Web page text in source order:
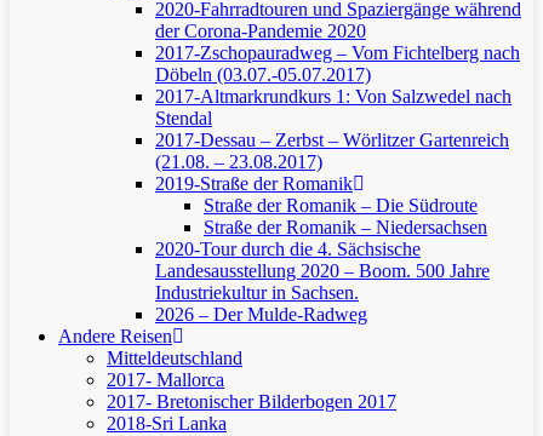
2020-Fahrradtouren und Spaziergänge während
der Corona-Pandemie 2020
2017-Zschopauradweg – Vom Fichtelberg nach
Döbeln (03.07.-05.07.2017)
2017-Altmarkrundkurs 1: Von Salzwedel nach
Stendal
2017-Dessau – Zerbst – Wörlitzer Gartenreich
(21.08. – 23.08.2017)
2019-Straße der Romanik
Straße der Romanik – Die Südroute
Straße der Romanik – Niedersachsen
2020-Tour durch die 4. Sächsische
Landesausstellung 2020 – Boom. 500 Jahre
Industriekultur in Sachsen.
2026 – Der Mulde-Radweg
Andere Reisen
Mitteldeutschland
2017- Mallorca
2017- Bretonischer Bilderbogen 2017
2018-Sri Lanka